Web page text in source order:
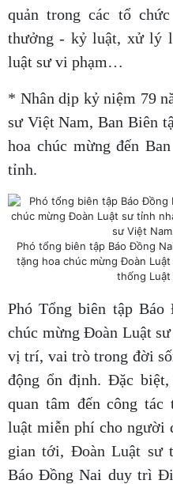
quản trong các tổ
thưởng - kỷ luật, xử lý
luật sư vi phạm…
* Nhân dịp kỷ niệm 79
sư Việt Nam, Ban Biên
hoa chúc mừng đến
tỉnh.
Phó tổng biên tập Báo Đồng
tặng hoa chúc mừng Đoàn
thống Luật
Phó Tổng biên tập
chúc mừng Đoàn Luật
vị trí, vai trò trong đời
động ổn định. Đặc biệt,
quan tâm đến công tác
luật miễn phí cho người
gian tới, Đoàn Luật sư
Báo Đồng Nai duy trì